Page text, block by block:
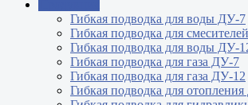
Гибкая подводка для воды ДУ-7
Гибкая подводка для
Гибкая подводка для воды ДУ-
Гибкая подводка для газа ДУ-7
Гибкая подводка для газа ДУ-12
Гибкая подводка для